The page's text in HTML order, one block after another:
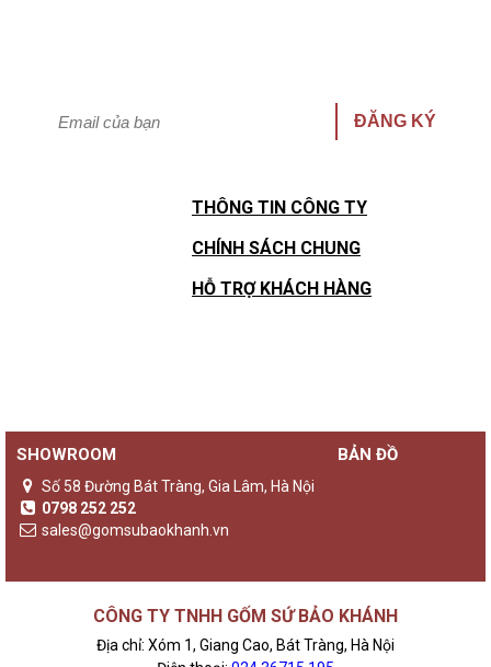
ĐĂNG KÝ
THÔNG TIN CÔNG TY
CHÍNH SÁCH CHUNG
HỖ TRỢ KHÁCH HÀNG
SHOWROOM
Số 58 Đường Bát Tràng, Gia Lâm, Hà Nội
0798 252 252
sales@gomsubaokhanh.vn
BẢN ĐỒ
CÔNG TY TNHH GỐM SỨ BẢO KHÁNH
Địa chỉ: Xóm 1, Giang Cao, Bát Tràng, Hà Nội